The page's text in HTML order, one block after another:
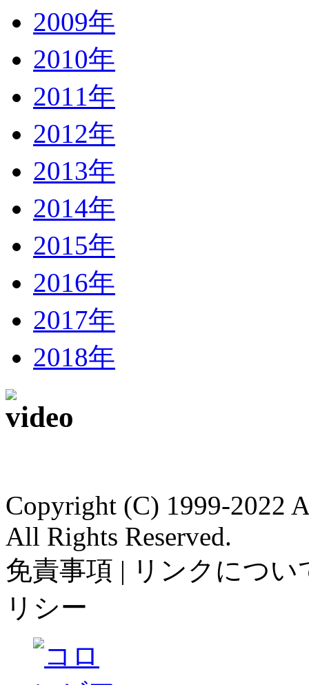
2009年
2010年
2011年
2012年
2013年
2014年
2015年
2016年
2017年
2018年
Copyright (C) 1999-2022
All Rights Reserved.
免責事項 | リンクにつ
リシー